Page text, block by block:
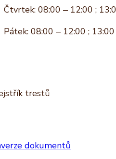
Čtvrtek: 08:00 – 12:00 ;
Pátek: 08:00 – 12:00 ;
trestů
dokumentů